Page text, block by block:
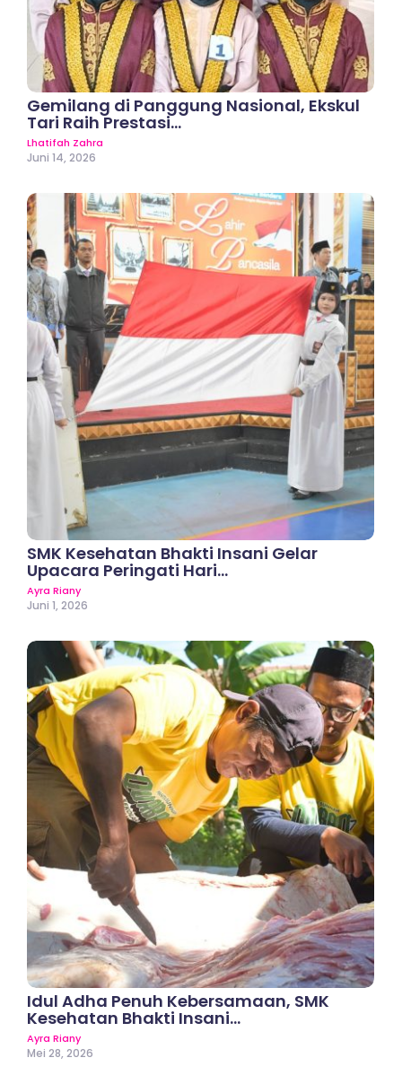
Gemilang di Panggung Nasional, Ekskul
Tari Raih Prestasi…
Lhatifah Zahra
Juni 14, 2026
SMK Kesehatan Bhakti Insani Gelar
Upacara Peringati Hari…
Ayra Riany
Juni 1, 2026
Idul Adha Penuh Kebersamaan, SMK
Kesehatan Bhakti Insani…
Ayra Riany
Mei 28, 2026